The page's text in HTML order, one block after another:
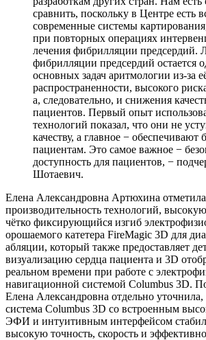
сравнить, поскольку в Центре есть
современные системы
при повторных операциях
лечения фибрилляции предсердий.
фибрилляции предсердий остается
основных задач аритмологии из-за
распространенности, высокого
а, следовательно, и снижения
пациентов. Первый опыт
технологий показал, что они не
качеству, а главное − обеспечивают
пациентам. Это самое важное −
доступность для пациентов, −
Шотаевич.
Елена Александровна Артюхина
производительность технологий,
чётко фиксирующийся изгиб
орошаемого катетера FireMagic 3D для
абляции, который также предоставляет
визуализацию сердца пациента и 3D
реальном времени при работе с
навигационной системой Columbus 3D.
Елена Александровна отдельно
система Columbus 3D со встроенным
ЭФИ и интуитивным интерфейсом
высокую точность, скорость и